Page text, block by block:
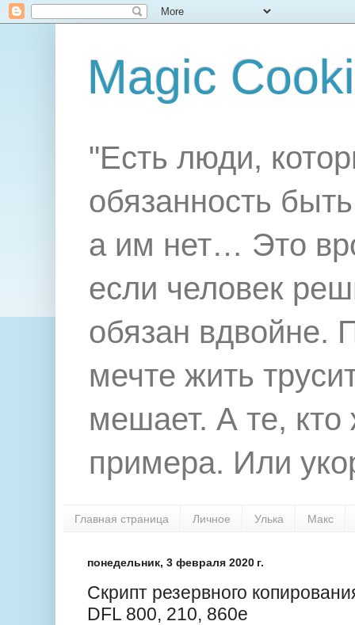
Magic
"Есть люди,
обязанность
а им нет… Это
если человек
обязан вдвойне.
мечте жить
мешает. А те,
примера. Или
Главная страница Личное Улька Макс
понедельник, 3 февраля 2020 г.
Скрипт резервного
DFL 800, 210, 860e